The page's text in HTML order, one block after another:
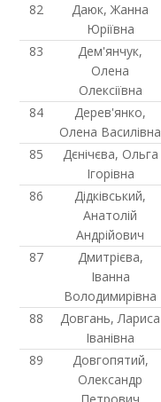
Даюк, Жанна
Юріївна
Дем'янчук,
Олена
Олексіївна
Дерев'янко,
Олена Василівна
Дєнічєва, Ольга
Ігорівна
Дідківський,
Анатолій
Андрійович
Дмитрієва,
Іванна
Володимирівна
Довгань, Лариса
Іванівна
Довгопятий,
Олександр